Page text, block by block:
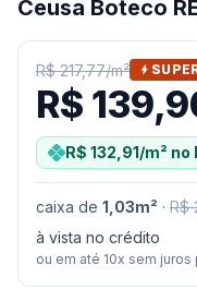
Ceusa Boteco
R$ 217,77/m²
R$
R$ 132,91/m² no
caixa de 1,03m² · R$
à vista no crédito
ou em até 10x sem juros